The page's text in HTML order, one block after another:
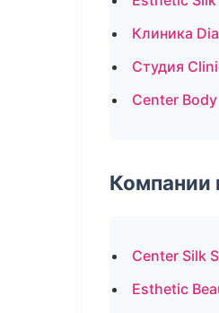
Клиника
Студия
Center
Компании
Center Silk
Esthetic